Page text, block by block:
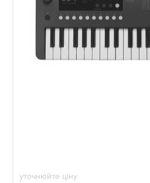
уточнюйте ціну